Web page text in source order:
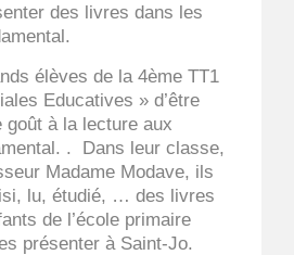
des livres dans les
élèves de la 4ème TT1
Educatives » d’être
goût à la lecture aux
. Dans leur classe,
Madame Modave, ils
lu, étudié, … des livres
de l’école primaire
présenter à Saint-Jo.